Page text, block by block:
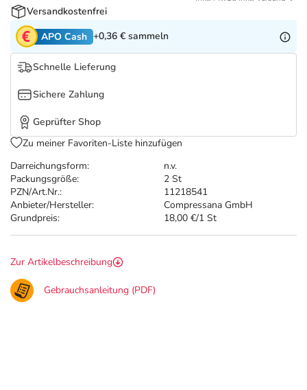
Tierapotheke
Marken
Salus Deals
Darreichungsform:
n.v.
Packungsgröße:
2 St
PZN/Art.Nr.:
11218541
Anbieter/Hersteller:
Compressana GmbH
Grundpreis:
18,00 €/1 St
Versandkostenfrei
APO Cash +0,36 € sammeln
Schnelle Lieferung
Sichere Zahlung
Geprüfter Shop
Zu meiner Favoriten-Liste hinzufügen
Zur Artikelbeschreibung
Gebrauchsanleitung (PDF)